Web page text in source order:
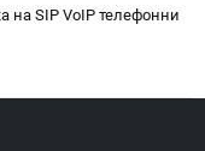
на SIP VoIP телефонни